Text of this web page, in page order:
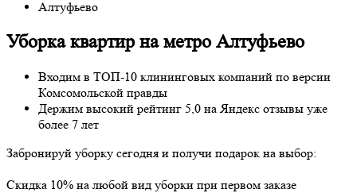
Алтуфьево
Уборка квартир на метро Алтуфьево
Входим в ТОП-10 клининговых компаний по версии
Комсомольской правды
Держим высокий рейтинг 5,0 наЯндекс отзывы уже
более 7 лет
Забронируй уборку сегодня и получи подарок на выбор:
Cкидка 10% на любой вид уборки при первом заказе